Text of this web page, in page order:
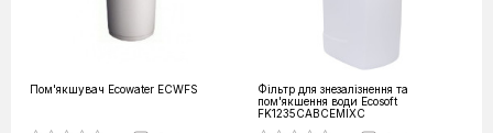
Пом'якшувач Ecowater ECWFS
Фільтр для знезалізнення та
пом'якшення води Ecosoft
FK1235CABCEMIXC